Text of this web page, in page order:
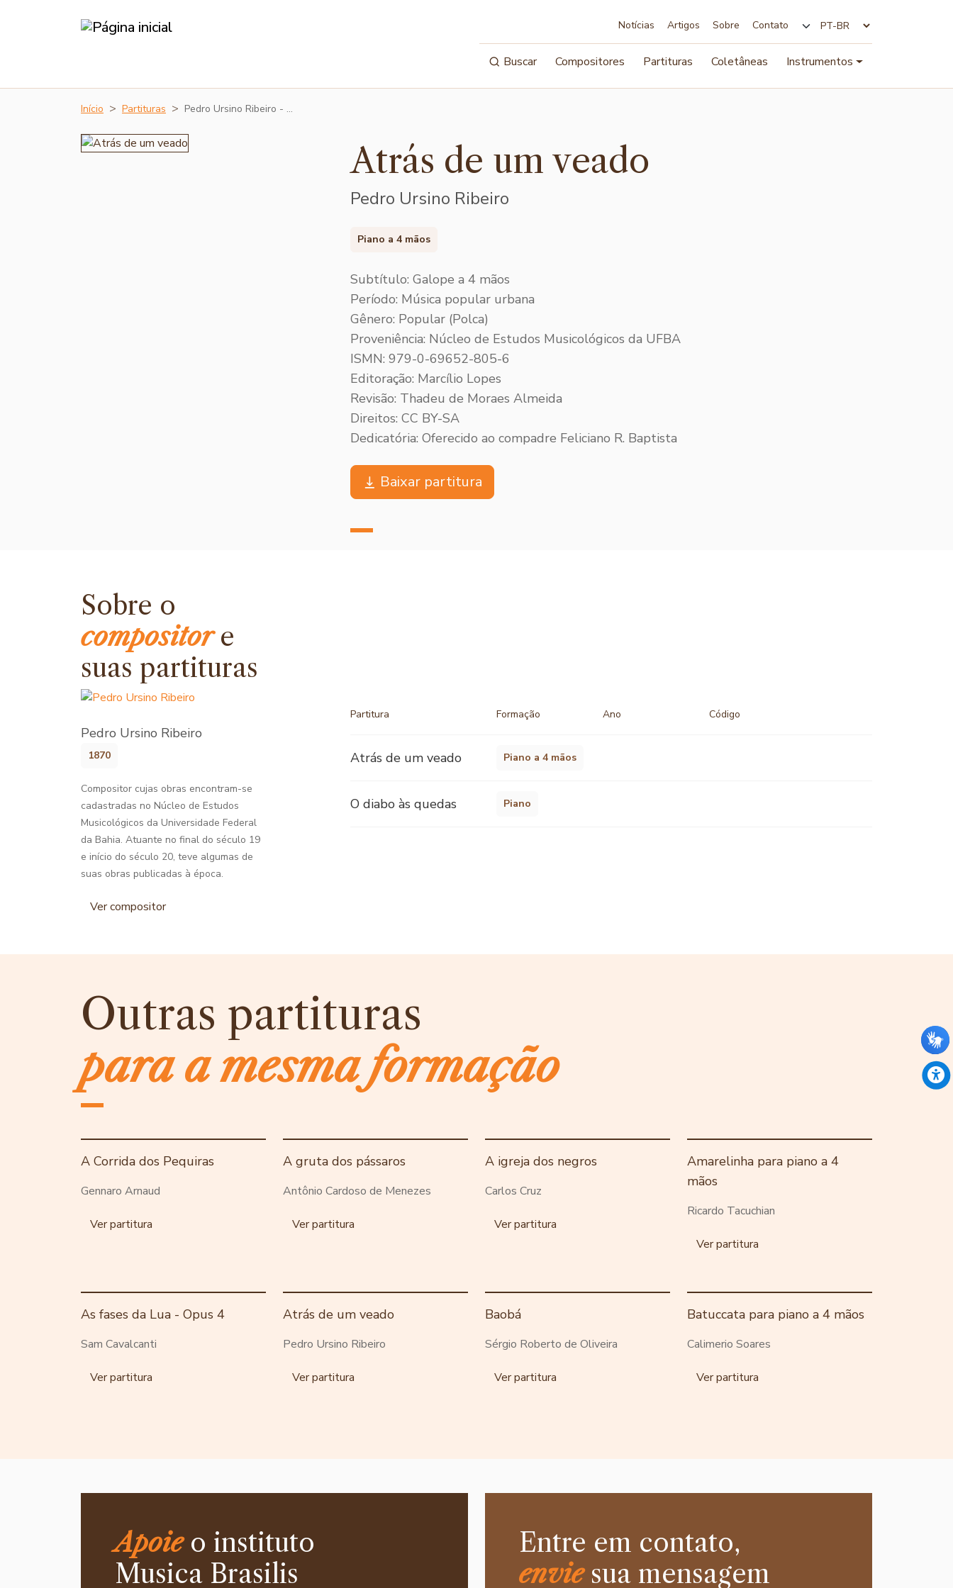
Notícias Artigos Sobre Contato
Buscar Compositores Partituras Coletâneas Instrumentos
Início Partituras Pedro Ursino Ribeiro - …
Atrás de um veado
Pedro Ursino Ribeiro
Piano a 4 mãos
Subtítulo: Galope a 4 mãos
Período: Música popular urbana
Gênero: Popular (Polca)
Proveniência: Núcleo de Estudos Musicológicos da UFBA
ISMN: 979-0-69652-805-6
Editoração: Marcílio Lopes
Revisão: Thadeu de Moraes Almeida
Direitos: CC BY-SA
Dedicatória: Oferecido ao compadre Feliciano R. Baptista
Baixar partitura
Sobre o
compositore
suas partituras
Pedro Ursino Ribeiro
1870
Compositor cujas obras encontram-se
cadastradas no Núcleo de Estudos
Musicológicos da Universidade Federal
da Bahia. Atuante no final do século 19
e início do século 20, teve algumas de
suas obras publicadas à época.
Ver compositor
Partitura Formação Ano Código
Atrás de um veado Piano a 4 mãos
O diabo às quedas Piano
Outras partituras
para a mesma formação
A Corrida dos Pequiras
Gennaro Arnaud
Ver partitura
A gruta dos pássaros
Antônio Cardoso de Menezes
Ver partitura
A igreja dos negros
Carlos Cruz
Ver partitura
Amarelinha para piano a 4
mãos
Ricardo Tacuchian
Ver partitura
As fases da Lua - Opus 4
Sam Cavalcanti
Ver partitura
Atrás de um veado
Pedro Ursino Ribeiro
Ver partitura
Baobá
Sérgio Roberto de Oliveira
Ver partitura
Batuccata para piano a 4 mãos
Calimerio Soares
Ver partitura
Apoieo instituto
Musica Brasilis
Entre em contato,
enviesua mensagem